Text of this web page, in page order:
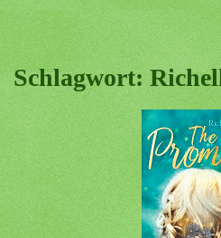
a
i
n
c
o
n
t
e
n
t
Schlagwort: